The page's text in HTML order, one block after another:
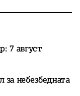
7 август
небезбедната